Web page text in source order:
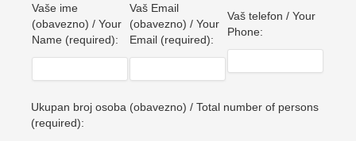
Vaše ime
(obavezno) / Your
Name (required):
Vaš Email
(obavezno) / Your
Email (required):
Vaš telefon / Your
Phone:
Ukupan broj osoba (obavezno) / Total number of persons
(required):